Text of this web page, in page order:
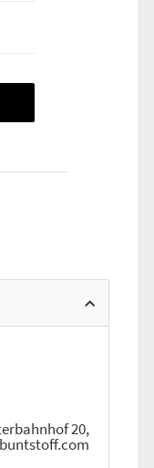
20,